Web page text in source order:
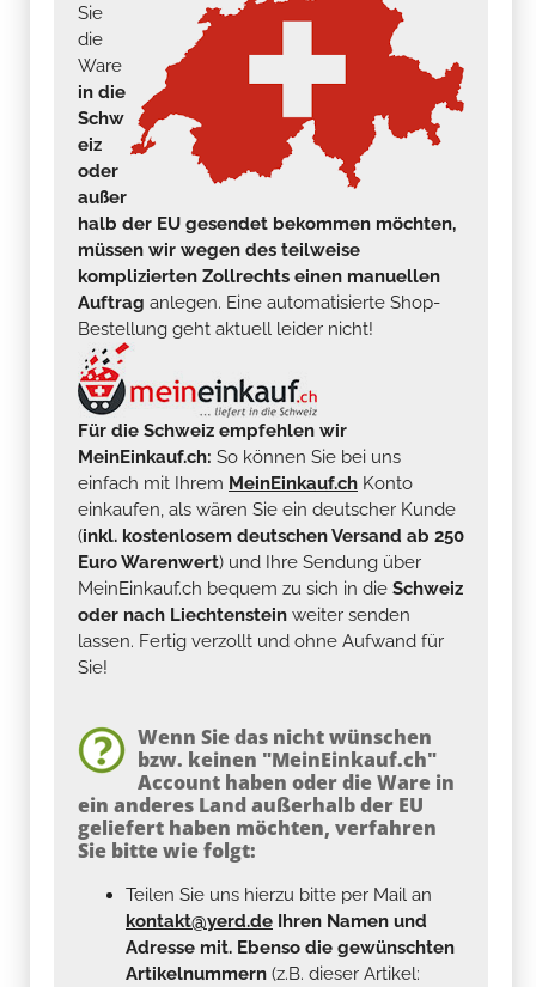
Sie
die
Ware
in die
Schw
eiz
oder
außer
halb der EU gesendet bekommen möchten,
müssen wir wegen des teilweise
komplizierten Zollrechts einen manuellen
Auftrag anlegen. Eine automatisierte Shop-
Bestellung geht aktuell leider nicht!
Für die Schweiz empfehlen wir
MeinEinkauf.ch: So können Sie bei uns
einfach mit Ihrem MeinEinkauf.ch Konto
einkaufen, als wären Sie ein deutscher Kunde
(inkl. kostenlosem deutschen Versand ab 250
Euro Warenwert) und Ihre Sendung über
MeinEinkauf.ch bequem zu sich in die Schweiz
oder nach Liechtenstein weiter senden
lassen. Fertig verzollt und ohne Aufwand für
Sie!
Wenn Sie das nicht wünschen
bzw. keinen "MeinEinkauf.ch"
Account haben oder die Ware in
ein anderes Land außerhalb der EU
geliefert haben möchten, verfahren
Sie bitte wie folgt:
Teilen Sie uns hierzu bitte per Mail an
kontakt@yerd.de Ihren Namen und
Adresse mit. Ebenso die gewünschten
Artikelnummern (z.B. dieser Artikel: